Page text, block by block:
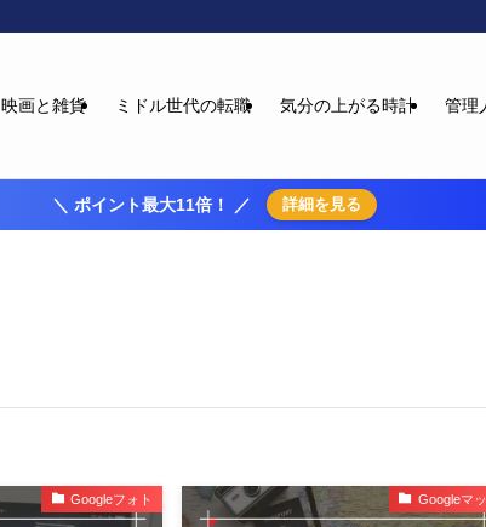
映画と雑貨 ミドル世代の転職 気分の上がる時計 管理
＼ ポイント最大11倍！ ／ 詳細を見る
Googleフォト Googleマ